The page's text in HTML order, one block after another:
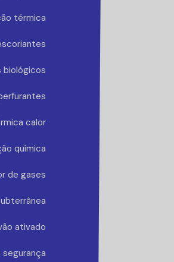
térmica
biológicos
calor
química
de gases
ativado